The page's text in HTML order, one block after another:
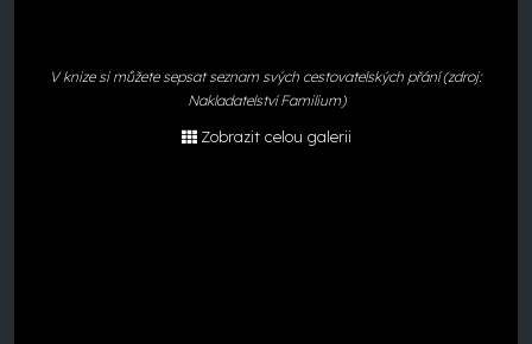
V knize si můžete sepsat seznam svých cestovatelských přání (zdroj:
Nakladatelství Familium)
Zobrazit celou galerii